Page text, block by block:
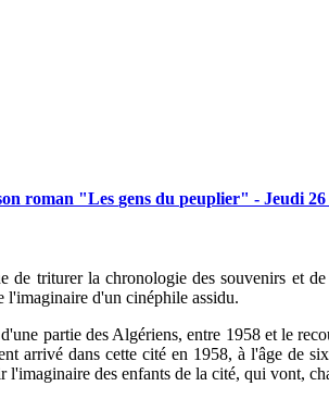
roman "Les gens du peuplier" - Jeudi 26
triturer la chronologie des souvenirs et
l'imaginaire d'un cinéphile assidu.
partie des Algériens, entre 1958 et le
dans cette cité en 1958, à l'âge de
des enfants de la cité, qui vont,